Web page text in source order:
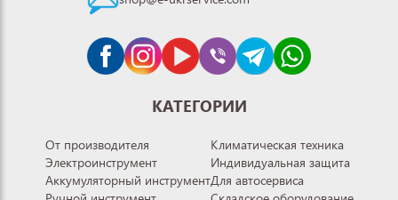
КАТЕГОРИИ
От производителя
Электроинструмент
Аккумуляторный инструмент
Климатическая техника
Индивидуальная защита
Для автосервиса